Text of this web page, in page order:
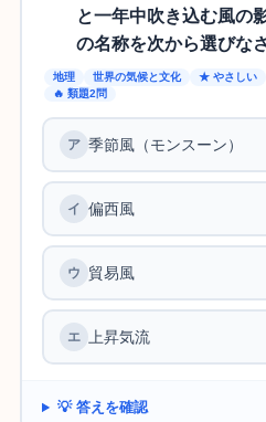
と一年中吹き込む風の
の名称を次から選びなさ
地理 世界の気候と文化 ★ やさしい
🔥 類題2問
季節風（モンスーン）
偏西風
貿易風
上昇気流
💡 答えを確認